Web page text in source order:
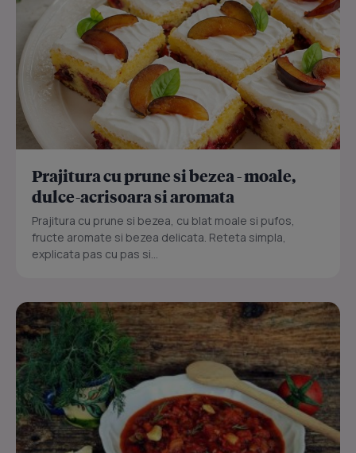
Prajitura cu prune si bezea - moale,
dulce-acrisoara si aromata
Prajitura cu prune si bezea, cu blat moale si pufos,
fructe aromate si bezea delicata. Reteta simpla,
explicata pas cu pas si...